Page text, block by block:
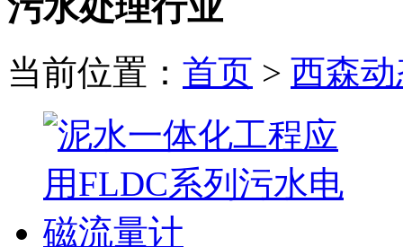
当前位置： 首页 > 西森